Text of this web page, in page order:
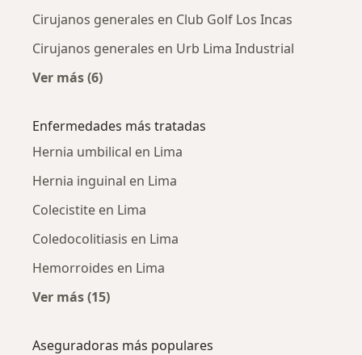
Cirujanos generales en Club Golf Los Incas
Cirujanos generales en Urb Lima Industrial
Ver más (6)
Enfermedades más tratadas
Hernia umbilical en Lima
Hernia inguinal en Lima
Colecistite en Lima
Coledocolitiasis en Lima
Hemorroides en Lima
Ver más (15)
Aseguradoras más populares